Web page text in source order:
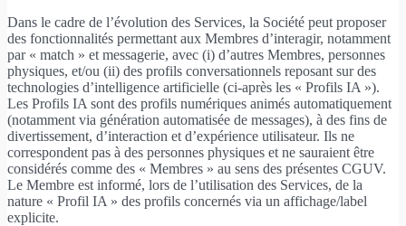
Dans le cadre de l’évolution des Services, la Société peut proposer
des fonctionnalités permettant aux Membres d’interagir, notamment
par « match » et messagerie, avec (i) d’autres Membres, personnes
physiques, et/ou (ii) des profils conversationnels reposant sur des
technologies d’intelligence artificielle (ci-après les « Profils IA »).
Les Profils IA sont des profils numériques animés automatiquement
(notamment via génération automatisée de messages), à des fins de
divertissement, d’interaction et d’expérience utilisateur. Ils ne
correspondent pas à des personnes physiques et ne sauraient être
considérés comme des « Membres » au sens des présentes CGUV.
Le Membre est informé, lors de l’utilisation des Services, de la
nature « Profil IA » des profils concernés via un affichage/label
explicite.